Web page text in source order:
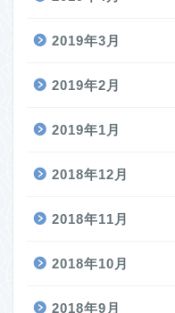
2019年3月
2019年2月
2019年1月
2018年12月
2018年11月
2018年10月
2018年9月